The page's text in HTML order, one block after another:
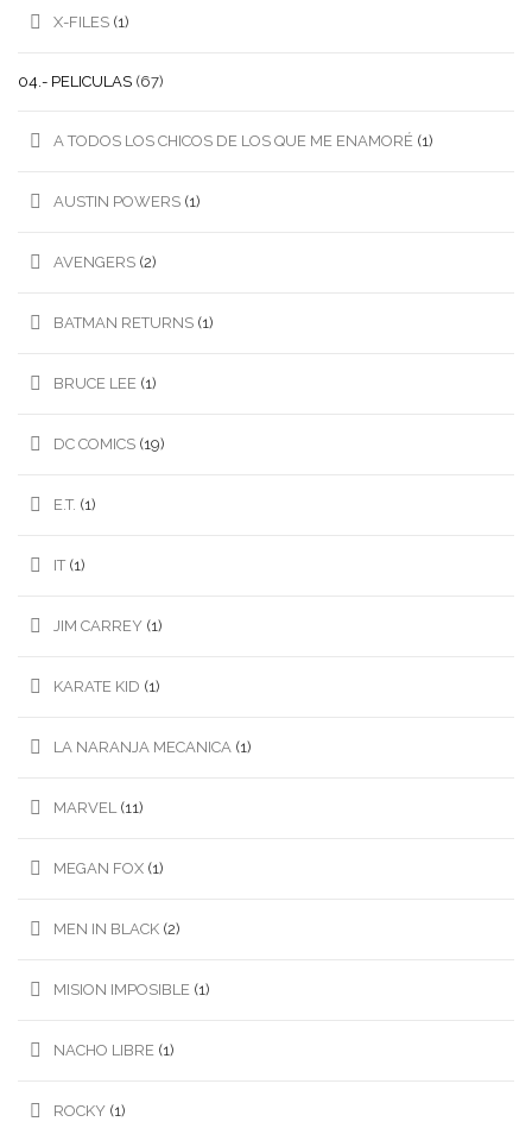
X-FILES (1)
04.- PELICULAS (67)
A TODOS LOS CHICOS DE LOS QUE ME ENAMORÉ (1)
AUSTIN POWERS (1)
AVENGERS (2)
BATMAN RETURNS (1)
BRUCE LEE (1)
DC COMICS (19)
E.T. (1)
IT (1)
JIM CARREY (1)
KARATE KID (1)
LA NARANJA MECANICA (1)
MARVEL (11)
MEGAN FOX (1)
MEN IN BLACK (2)
MISION IMPOSIBLE (1)
NACHO LIBRE (1)
ROCKY (1)